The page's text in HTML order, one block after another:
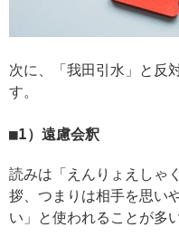
次に、「我田引水」と反
す。
1）遠慮会釈
読みは「えんりょえしゃ
拶、つまりは相手を思い
い」と使われることが多い